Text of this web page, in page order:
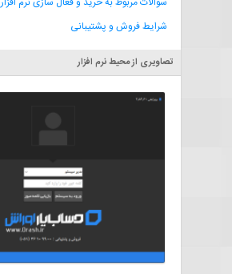
شرایط فروش و پشتیبانی
تصاویری از محیط نرم افزار